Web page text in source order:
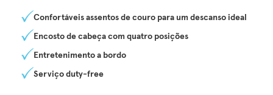
Confortáveis assentos de couro para um descanso ideal
Encosto de cabeça com quatro posições
Entretenimento a bordo
Serviço duty-free